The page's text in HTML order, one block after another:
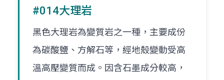
#014大理岩
黑色大理岩為變質岩之一種，主要成份
為碳酸鹽、方解石等，經地殼變動受高
溫高壓變質而成。因含石墨成分較高，